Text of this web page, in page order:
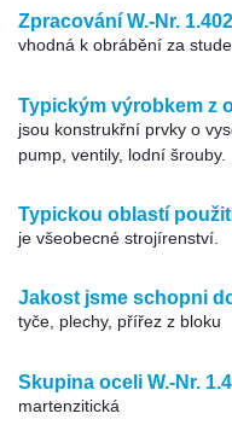
Zpracování W.-Nr.
vhodná k obrábění za
Typickým výrobkem z
jsou konstrukřní prvky o
pump, ventily, lodní šrouby.
Typickou oblastí
je všeobecné strojírenství.
Jakost jsme schopni
tyče, plechy, přířez z bloku
Skupina oceli W.-Nr.
martenzitická